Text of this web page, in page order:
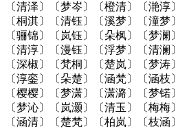
〔清泽〕〔梦岑〕〔橙清〕〔滟淳〕
〔桐淇〕〔清钰〕〔溪梦〕〔潼梦〕
〔骊锦〕〔岚钰〕〔朵枫〕〔梦澜〕
〔清淳〕〔漫钰〕〔浮梦〕〔清澜〕
〔深椒〕〔梵桐〕〔楚岚〕〔梦涛〕
〔淳銮〕〔朵楚〕〔涵梵〕〔涵枝〕
〔樱樱〕〔梦潇〕〔潇潞〕〔梦锘〕
〔梦沁〕〔岚灏〕〔清玉〕〔梅梅〕
〔涵清〕〔楚梵〕〔柏岚〕〔枝涵〕